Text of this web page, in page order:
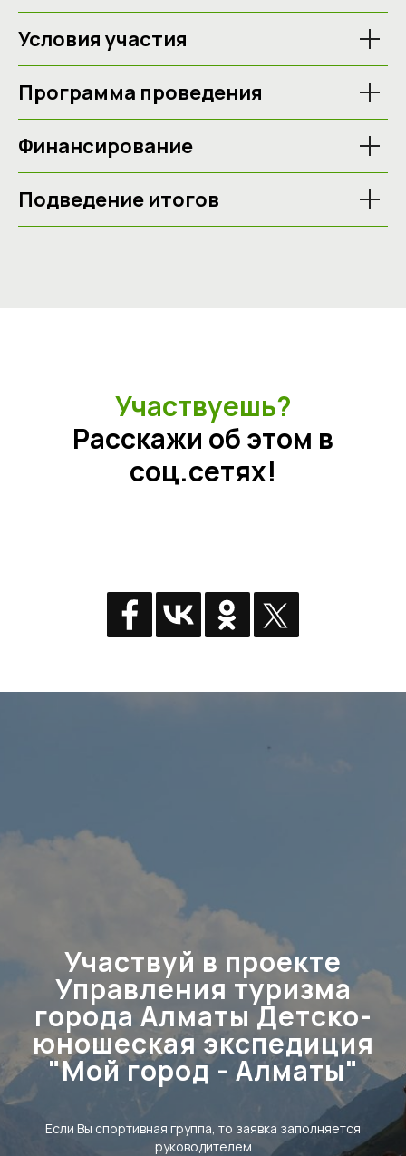
Условия участия
Программа проведения
Финансирование
Подведение итогов
Участвуешь?
Расскажи об этом в
соц.сетях!
Участвуй в проекте
Управления туризма
города Алматы Детско-
юношеская экспедиция
"Мой город - Алматы"
Если Вы спортивная группа, то заявка заполняется
руководителем